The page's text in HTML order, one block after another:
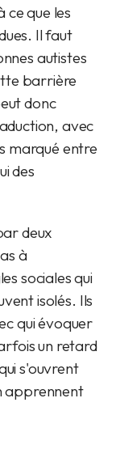
ce que les
Il faut
autistes
barrière
donc
avec
marqué entre
des
deux
à
sociales qui
isolés. Ils
qui évoquer
un retard
s'ouvrent
apprennent